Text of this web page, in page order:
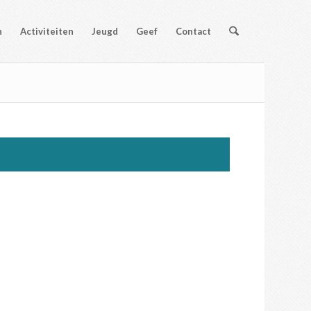
Activiteiten Jeugd Geef Contact